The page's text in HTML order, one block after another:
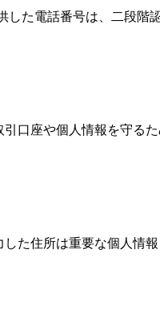
た電話番号は、二段
口座や個人情報を守
た住所は重要な個人